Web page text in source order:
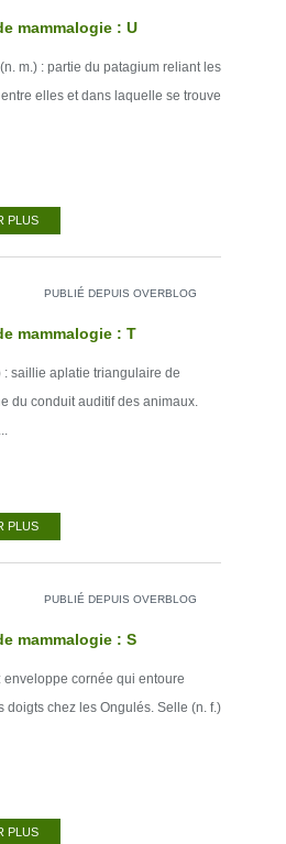
mammalogie : U
m.) : partie du patagium reliant les
elles et dans laquelle se trouve
PLUS
PUBLIÉ DEPUIS OVERBLOG
mammalogie : T
: saillie aplatie triangulaire de
du conduit auditif des animaux.
PLUS
PUBLIÉ DEPUIS OVERBLOG
mammalogie : S
enveloppe cornée qui entoure
doigts chez les Ongulés. Selle (n. f.)
PLUS